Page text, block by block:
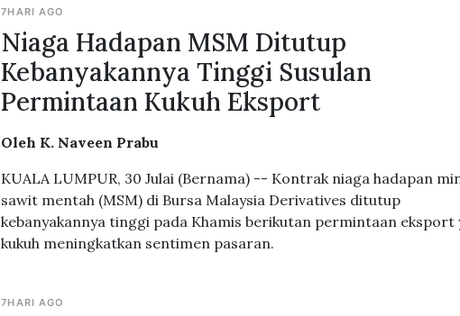
7HARI AGO
Niaga Hadapan MSM Ditutup
Kebanyakannya Tinggi Susulan
Permintaan Kukuh Eksport
Oleh K. Naveen Prabu
KUALA LUMPUR, 30 Julai (Bernama) -- Kontrak niaga hadapan
sawit mentah (MSM) di Bursa Malaysia Derivatives ditutup
kebanyakannya tinggi pada Khamis berikutan permintaan eksport
kukuh meningkatkan sentimen pasaran.
7HARI AGO